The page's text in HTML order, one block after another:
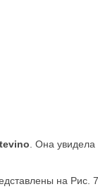
. Она
на Рис.